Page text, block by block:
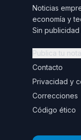
Noticias
economía y
Sin
Publica tu
Contacto
Privacidad y
Correcciones
Código ético